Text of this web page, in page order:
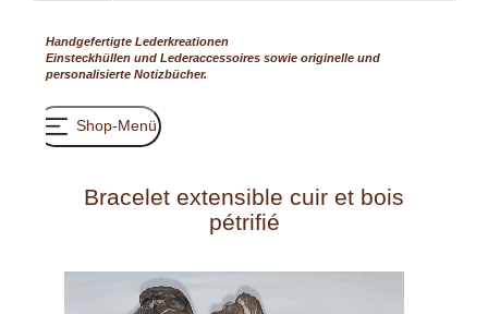
Handgefertigte Lederkreationen
Einsteckhüllen und Lederaccessoires sowie originelle und
personalisierte Notizbücher.
Shop-Menü
Bracelet extensible cuir et bois
pétrifié